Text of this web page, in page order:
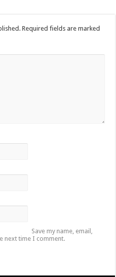
Required fields are marked
Save my name, email,
next time I comment.